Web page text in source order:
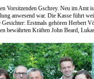
Vorsitzenden Gschrey. Neu im Amt
anwesend war. Die Kasse führt
Erstmals gehören Herbert
bewährten Kräften John Beard,